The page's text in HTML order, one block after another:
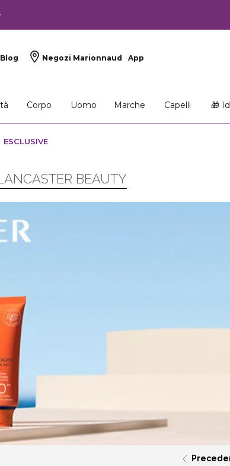
Blog Negozi Marionnaud App
Corpo Uomo Marche Capelli 🎁
ESCLUSIVE
BEAUTY